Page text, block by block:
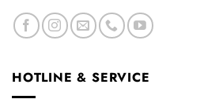
HOTLINE & SERVICE